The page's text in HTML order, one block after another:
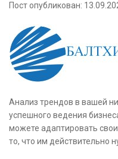
Пост опубликован:
Анализ трендов в вашей
успешного ведения
можете адаптировать
то, что им действительно